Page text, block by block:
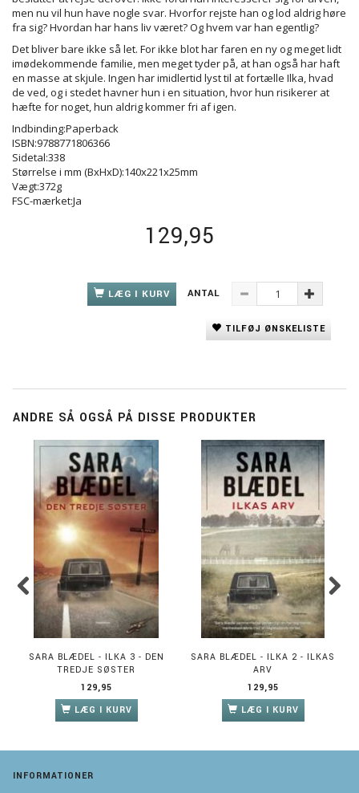
men nu vil hun have nogle svar. Hvorfor rejste han og lod aldrig høre
fra sig? Hvordan har hans liv været? Og hvem var han egentlig?
Det bliver bare ikke så let. For ikke blot har faren en ny og meget lidt
imødekommende familie, men meget tyder på, at han også har haft
en masse at skjule. Ingen har imidlertid lyst til at fortælle Ilka, hvad
de ved, og i stedet havner hun i en situation, hvor hun risikerer at
hæfte for noget, hun aldrig kommer fri af igen.
Indbinding:Paperback
ISBN:9788771806366
Sidetal:338
Størrelse i mm (BxHxD):140x221x25mm
Vægt:372g
FSC-mærket:Ja
129,95
LÆG I KURV ANTAL
TILFØJ ØNSKELISTE
ANDRE SÅ OGSÅ PÅ DISSE PRODUKTER
SARA BLÆDEL - ILKA 3 - DEN
TREDJE SØSTER
129,95
LÆG I KURV
SARA BLÆDEL - ILKA 2 - ILKAS
ARV
129,95
LÆG I KURV
INFORMATIONER